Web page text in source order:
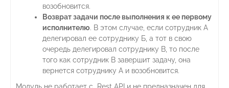
возобновится.
Возврат задачи после выполнения к ее первому
исполнителю. В этом случае, если сотрудник А
делегировал ее сотруднику Б, а тот в свою
очередь делегировал сотруднику В, то после
того как сотрудник В завершит задачу, она
вернется сотруднику А и возобновится.